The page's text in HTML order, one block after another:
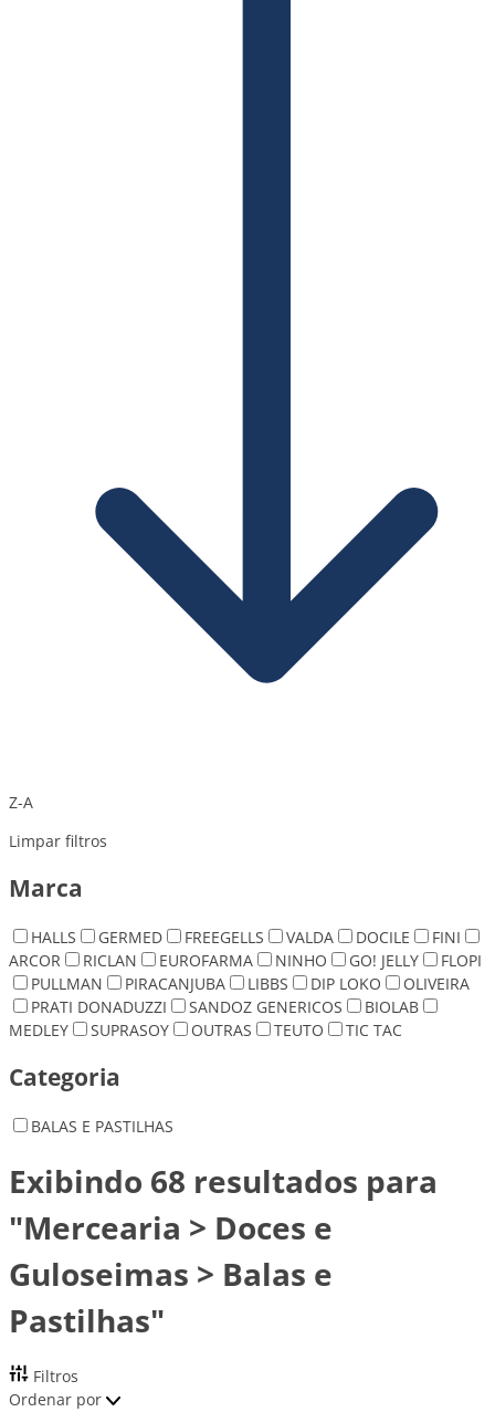
Z-A
Limpar filtros
Marca
HALLS GERMED FREEGELLS VALDA DOCILE
FINI
ARCOR
RICLAN EUROFARMA NINHO GO! JELLY
FLOPI
PULLMAN
PIRACANJUBA LIBBS DIP LOKO
OLIVEIRA
PRATI DONADUZZI
SANDOZ GENERICOS
BIOLAB
MEDLEY
SUPRASOY OUTRAS TEUTO TIC TAC
Categoria
BALAS E PASTILHAS
Exibindo 68 resultados para
"Mercearia > Doces e
Guloseimas > Balas e
Pastilhas"
Filtros
Ordenar por